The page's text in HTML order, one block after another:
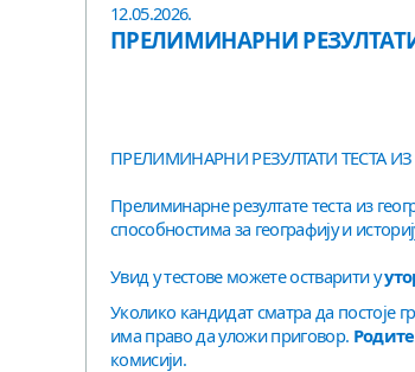
12.05.2026.
ПРЕЛИМИНАРНИ
ПРЕЛИМИНАРНИ РЕЗУЛТАТИ ТЕСТА ИЗ
Прелиминарне резултате теста из
способностима за географију и
Увид у тестове можете остварити у
Уколико кандидат сматра да постоје
има право да уложи приговор.
комисији.